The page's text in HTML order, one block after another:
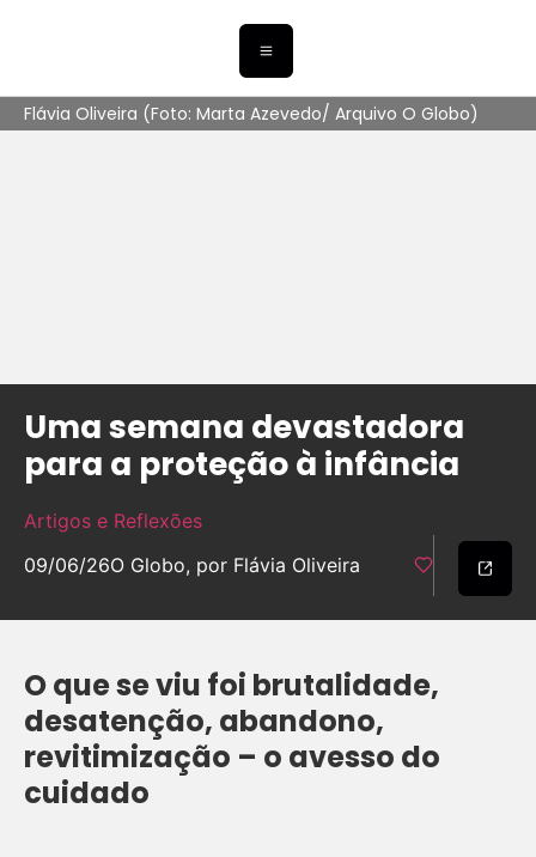
Flávia Oliveira (Foto: Marta Azevedo/ Arquivo O Globo)
Uma semana devastadora
para a proteção à infância
Artigos e Reflexões
09/06/26O Globo, por Flávia Oliveira
O que se viu foi brutalidade,
desatenção, abandono,
revitimização – o avesso do
cuidado